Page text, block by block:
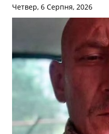
Четвер, 6 Серпня, 2026